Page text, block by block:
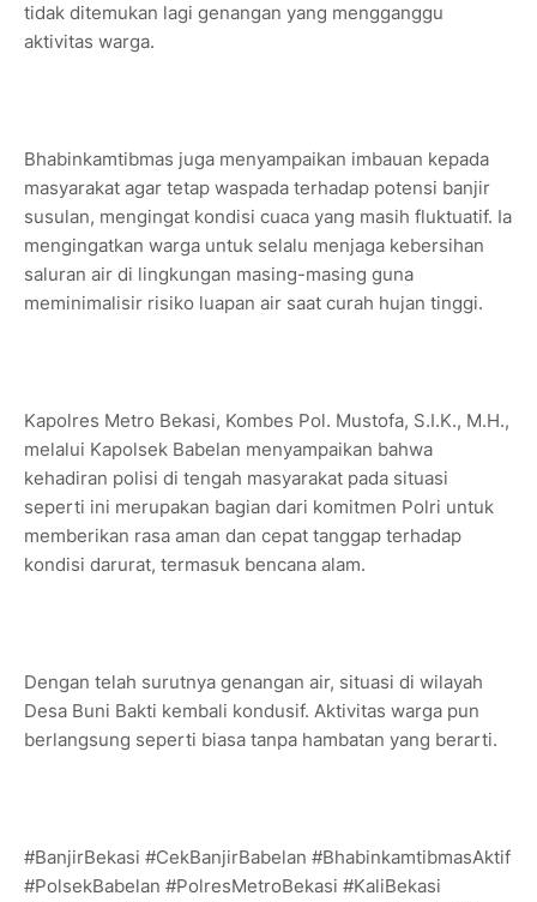
tidak ditemukan lagi genangan yang mengganggu
aktivitas warga.
Bhabinkamtibmas juga menyampaikan imbauan kepada
masyarakat agar tetap waspada terhadap potensi banjir
susulan, mengingat kondisi cuaca yang masih fluktuatif. Ia
mengingatkan warga untuk selalu menjaga kebersihan
saluran air di lingkungan masing-masing guna
meminimalisir risiko luapan air saat curah hujan tinggi.
Kapolres Metro Bekasi, Kombes Pol. Mustofa, S.I.K., M.H.,
melalui Kapolsek Babelan menyampaikan bahwa
kehadiran polisi di tengah masyarakat pada situasi
seperti ini merupakan bagian dari komitmen Polri untuk
memberikan rasa aman dan cepat tanggap terhadap
kondisi darurat, termasuk bencana alam.
Dengan telah surutnya genangan air, situasi di wilayah
Desa Buni Bakti kembali kondusif. Aktivitas warga pun
berlangsung seperti biasa tanpa hambatan yang berarti.
#BanjirBekasi #CekBanjirBabelan #BhabinkamtibmasAktif
#PolsekBabelan #PolresMetroBekasi #KaliBekasi